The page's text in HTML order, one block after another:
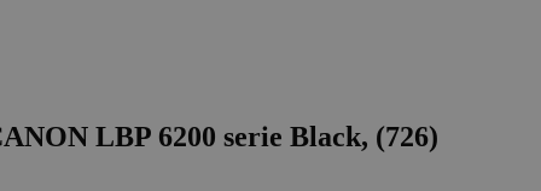
LBP 6200 serie Black, (726)